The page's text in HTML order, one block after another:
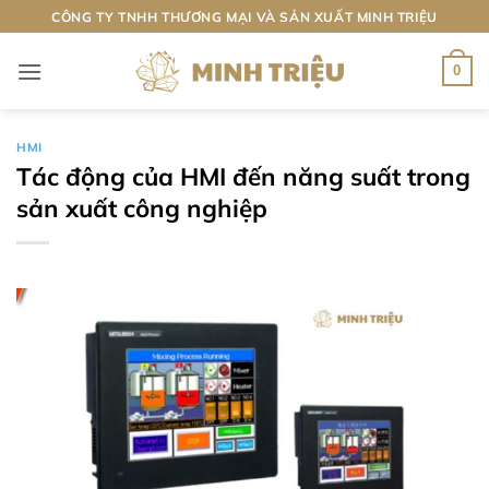
qua
nội
CÔNG TY TNHH THƯƠNG MẠI VÀ SẢN XUẤT MINH TRIỆU
0
HMI
Tác động của HMI đến năng suất trong
sản xuất công nghiệp